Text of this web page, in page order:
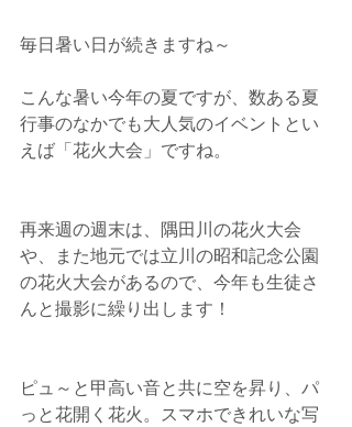
毎日暑い日が続きますね～
こんな暑い今年の夏ですが、数ある夏
行事のなかでも大人気のイベントとい
えば「花火大会」ですね。
再来週の週末は、隅田川の花火大会
や、また地元では立川の昭和記念公園
の花火大会があるので、今年も生徒さ
んと撮影に繰り出します！
ピュ～と甲高い音と共に空を昇り、パ
っと花開く花火。スマホできれいな写